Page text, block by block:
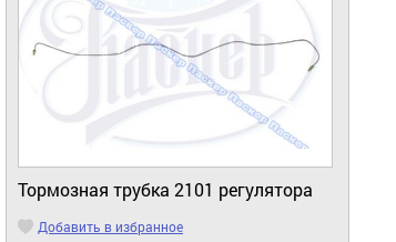
Тормозная трубка 2101 регулятора
Добавить в избранное